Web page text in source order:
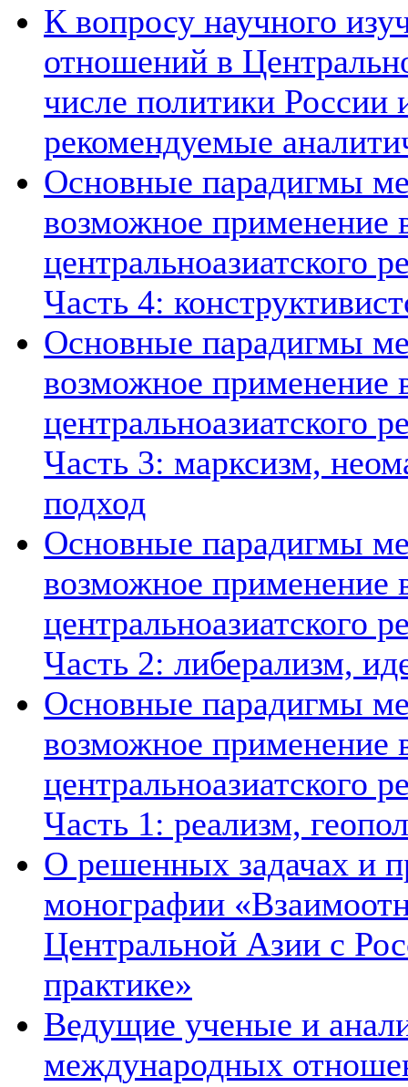
К вопросу научного
отношений в
числе политики России
рекомендуемые
Основные парадигмы
возможное применение
центральноазиатского
Часть 4:
Основные парадигмы
возможное применение
центральноазиатского
Часть 3: марксизм,
подход
Основные парадигмы
возможное применение
центральноазиатского
Часть 2: либерализм,
Основные парадигмы
возможное применение
центральноазиатского
Часть 1: реализм,
О решенных задачах и
монографии
Центральной Азии с
практике»
Ведущие ученые и
международных